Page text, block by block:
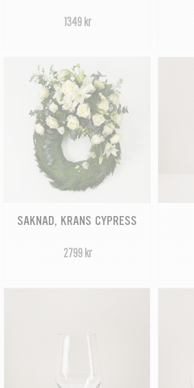
1349 kr
SAKNAD, KRANS CYPRESS
2799 kr